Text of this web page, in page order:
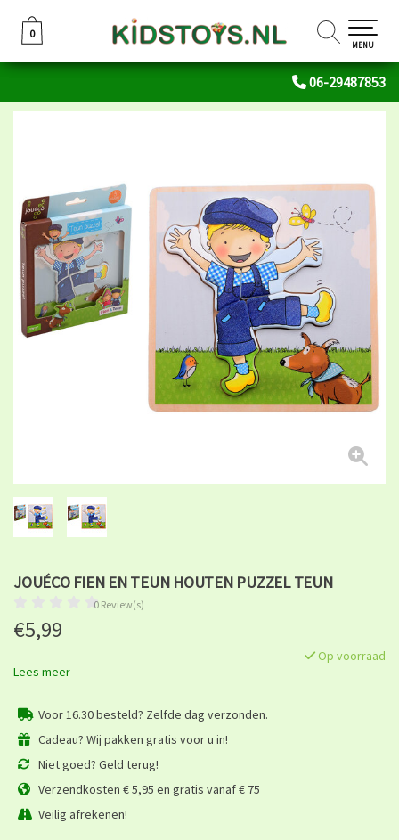
06-29487853
0
0
MENU
JOUÉCO FIEN EN TEUN HOUTEN PUZZEL TEUN
0 Review(s)
€5,99
Op voorraad
Lees meer
Voor 16.30 besteld? Zelfde dag verzonden.
Cadeau? Wij pakken gratis voor u in!
Niet goed? Geld terug!
Verzendkosten € 5,95 en gratis vanaf € 75
Veilig afrekenen!